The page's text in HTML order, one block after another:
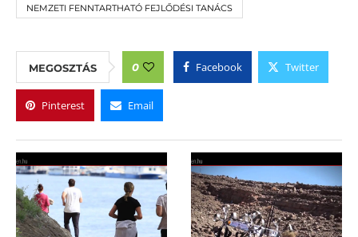
NEMZETI FENNTARTHATÓ FEJLŐDÉSI TANÁCS
MEGOSZTÁS 0 Facebook Twitter
Pinterest Email